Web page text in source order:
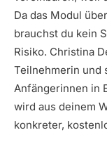
Da das Modul
brauchst du kein
Risiko. Christina
Teilnehmerin und
Anfängerinnen in
wird aus deinem
konkreter,